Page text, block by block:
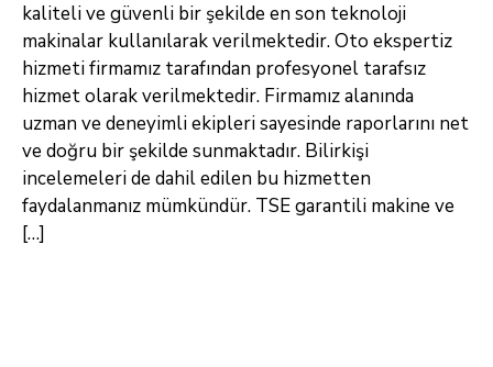
kaliteli ve güvenli bir şekilde en son teknoloji
makinalar kullanılarak verilmektedir. Oto ekspertiz
hizmeti firmamız tarafından profesyonel tarafsız
hizmet olarak verilmektedir. Firmamız alanında
uzman ve deneyimli ekipleri sayesinde raporlarını net
ve doğru bir şekilde sunmaktadır. Bilirkişi
incelemeleri de dahil edilen bu hizmetten
faydalanmanız mümkündür. TSE garantili makine ve
[…]